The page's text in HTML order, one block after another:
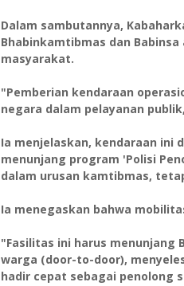
Dalam sambutannya,
Bhabinkamtibmas dan
masyarakat.
"Pemberian kendaraan
negara dalam pelayanan
Ia menjelaskan, kendaraan ini
menunjang program 'Polisi
dalam urusan kamtibmas,
Ia menegaskan bahwa
"Fasilitas ini harus menunjang
warga (door-to-door),
hadir cepat sebagai penolong